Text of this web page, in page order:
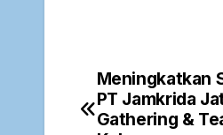
Meningkatkan
PT Jamkrida
Gathering &